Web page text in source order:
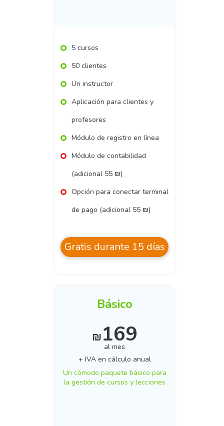
5 cursos
50 clientes
Un instructor
Aplicación para clientes y
profesores
Módulo de registro en línea
Módulo de contabilidad
(adicional 55 ₪)
Opción para conectar terminal
de pago (adicional 55 ₪)
Gratis durante 15 días
Básico
₪169
al mes
+ IVA en cálculo anual
Un cómodo paquete básico para
la gestión de cursos y lecciones